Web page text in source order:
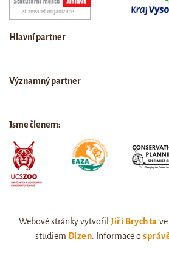
Hlavní partner
Významný partner
Jsme členem:
Webové stránky vytvořilJiří Brychta
studiem Dizen. Informace o